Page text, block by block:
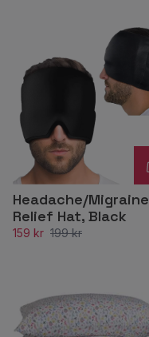
Headache/Migraine
Relief Hat, Black
159 kr 199 kr